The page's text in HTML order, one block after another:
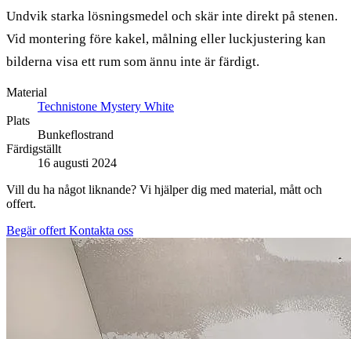
Undvik starka lösningsmedel och skär inte direkt på stenen.
Vid montering före kakel, målning eller luckjustering kan
bilderna visa ett rum som ännu inte är färdigt.
Material
Technistone Mystery White
Plats
Bunkeflostrand
Färdigställt
16 augusti 2024
Vill du ha något liknande? Vi hjälper dig med material, mått och
offert.
Begär offert Kontakta oss